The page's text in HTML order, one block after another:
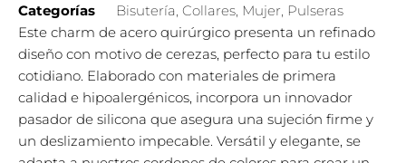
Categorías
Bisutería, Collares, Mujer, Pulseras
Este charm de acero quirúrgico presenta un refinado
diseño con motivo de cerezas, perfecto para tu estilo
cotidiano. Elaborado con materiales de primera
calidad e hipoalergénicos, incorpora un innovador
pasador de silicona que asegura una sujeción firme y
un deslizamiento impecable. Versátil y elegante, se